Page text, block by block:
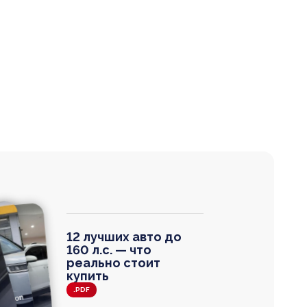
12 лучших авто до
160 л.с. — что
реально стоит
купить
.PDF